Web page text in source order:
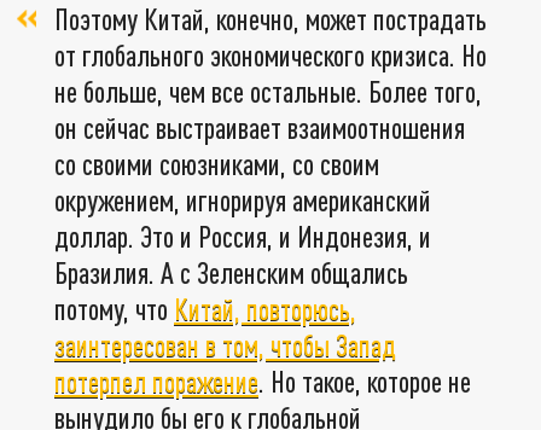
Поэтому Китай, конечно, может пострадать
от глобального экономического кризиса. Но
не больше, чем все остальные. Более того,
он сейчас выстраивает взаимоотношения
со своими союзниками, со своим
окружением, игнорируя американский
доллар. Это и Россия, и Индонезия, и
Бразилия. А с Зеленским общались
потому, что Китай, повторюсь,
заинтересован в том, чтобы Запад
потерпел поражение. Но такое, которое не
вынудило бы его к глобальной